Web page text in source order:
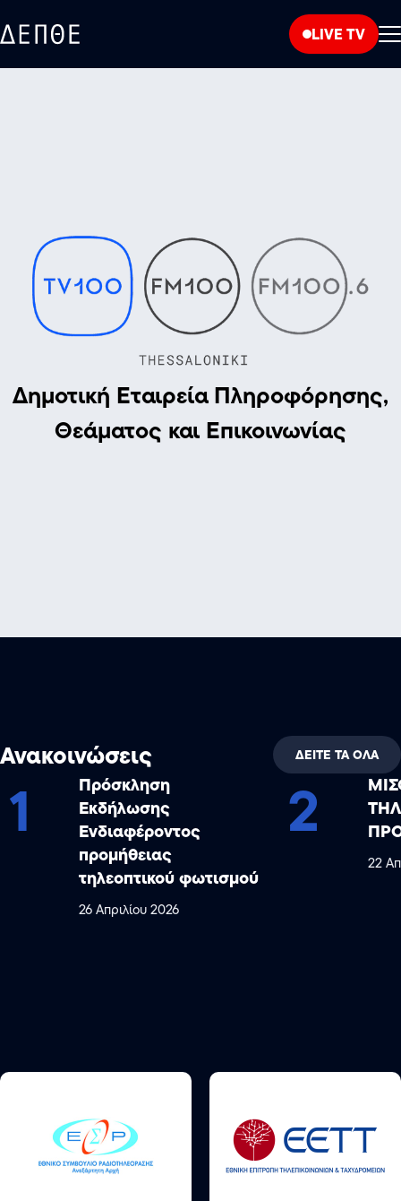
LIVE TV
Δημοτική Εταιρεία Πληροφόρησης,
Θεάματος και Επικοινωνίας
Ανακοινώσεις ΔΕΙΤΕ ΤΑ ΟΛΑ
1
Πρόσκληση
Εκδήλωσης
Ενδιαφέροντος
προμήθειας
τηλεοπτικού φωτισμού
26 Απριλίου 2026
2
22